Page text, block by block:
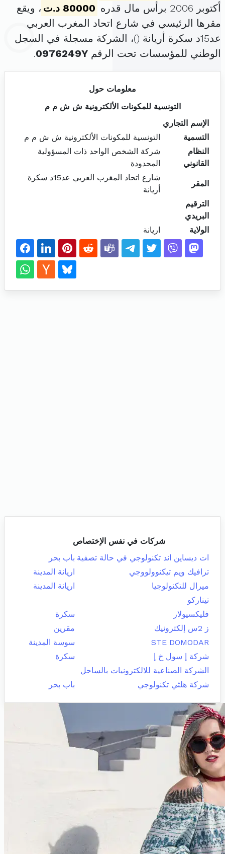
أكتوبر 2006 برأس مال قدره
80000 د.ت
، ويقع
مقرها الرئيسي في شارع اتحاد المغرب العربي
عد15د سكرة أريانة (
)، الشركة مسجلة في السجل
الوطني للمؤسسات تحت الرقم 0976249Y
.
معلومات حول
التونسية للمكونات الألكترونية ش ش م م
الإسم التجاري
التسمية
التونسية للمكونات الألكترونية ش ش م م
النظام
القانوني
شركة الشخص الواحد ذات المسؤولية
المحدودة
المقر
شارع اتحاد المغرب العربي عد15د سكرة
أريانة
الترقيم
البريدي
الولاية
اريانة
شركات في نفس الإختصاص
ات ديساين اند تكنولوجي في حالة تصفية باب بحر
ترافيك ويم تيكنوولووجي
اريانة المدينة
ميرال للتكنولوجيا
اريانة المدينة
تيناركو
فليكسيولار
سكرة
ز 2س إلكترونيك
مقرين
STE DOMODAR
سوسة المدينة
شركة إ سول خ إ
سكرة
الشركة الصناعية للالكترونيات بالساحل
شركة هلثي تكنولوجي
باب بحر